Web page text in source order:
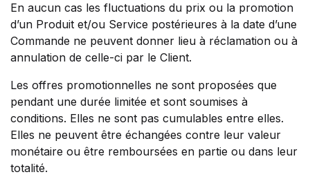
En aucun cas les fluctuations du prix ou la promotion
d’un Produit et/ou Service postérieures à la date d’une
Commande ne peuvent donner lieu à réclamation ou à
annulation de celle-ci par le Client.
Les offres promotionnelles ne sont proposées que
pendant une durée limitée et sont soumises à
conditions. Elles ne sont pas cumulables entre elles.
Elles ne peuvent être échangées contre leur valeur
monétaire ou être remboursées en partie ou dans leur
totalité.